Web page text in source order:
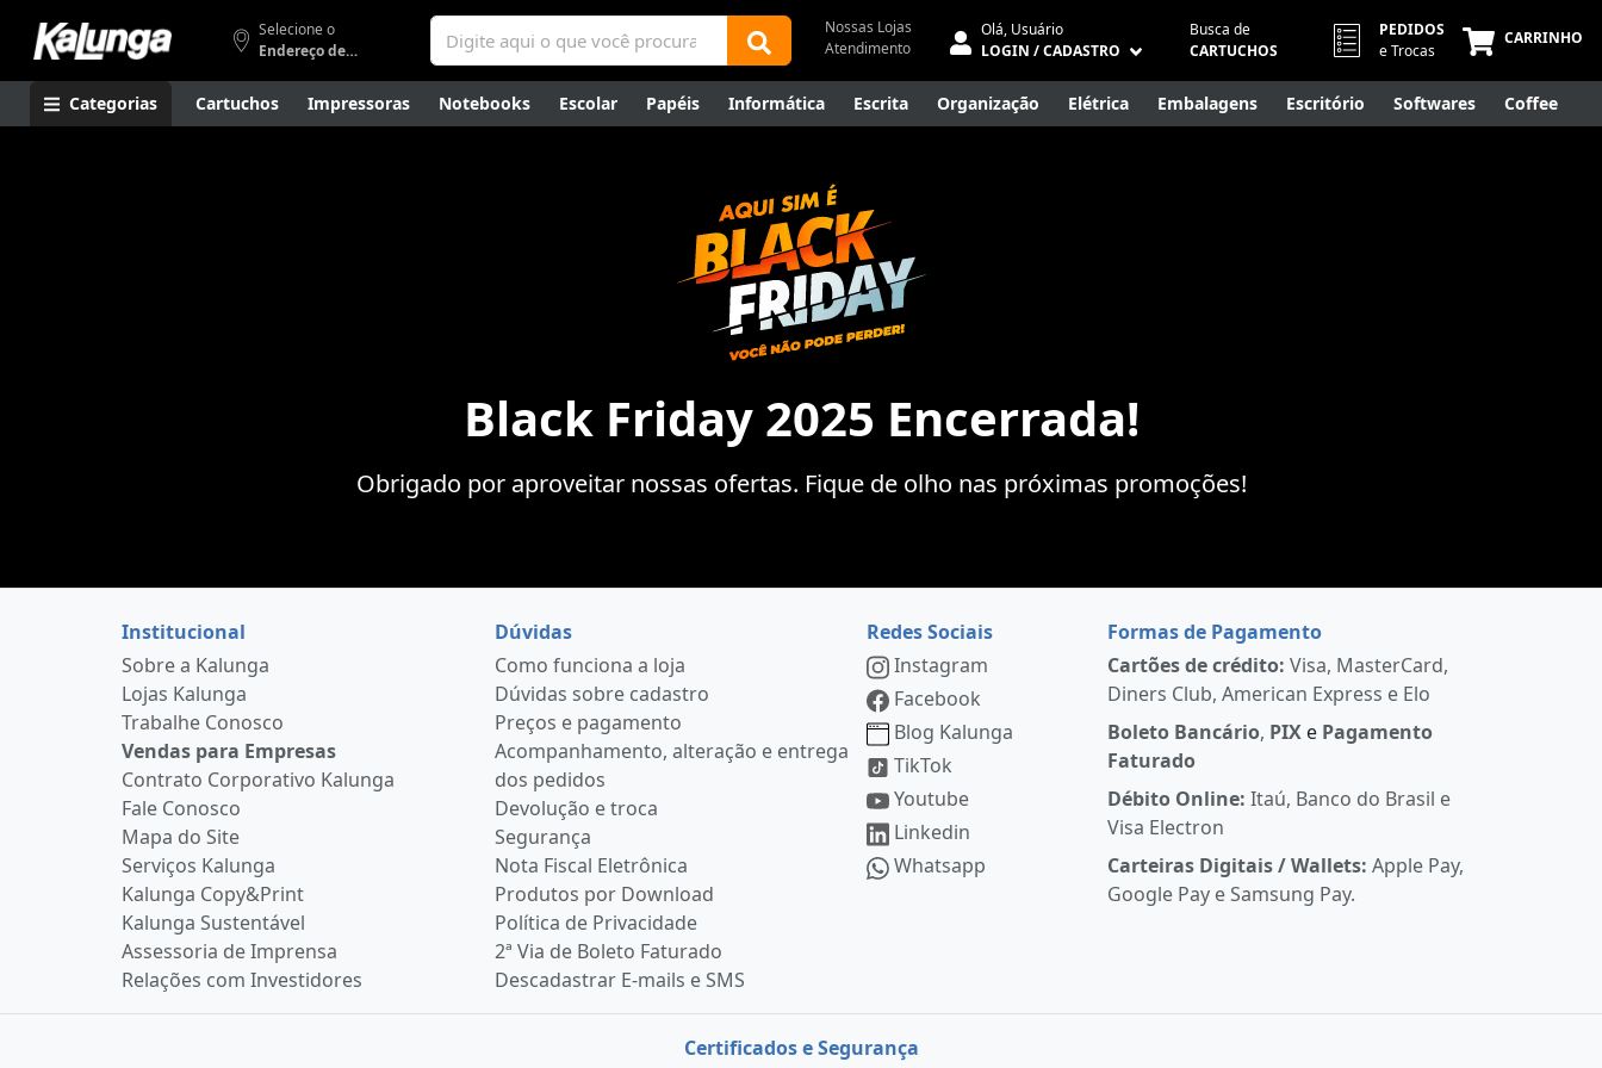
Selecione o
Endereço de entrega
Nossas Lojas
Atendimento
Olá, Usuário
LOGIN / CADASTRO
Busca de
CARTUCHOS
PEDIDOS
e Trocas
CARRINHO
Categorias Cartuchos Impressoras Notebooks Escolar Papéis Informática Escrita Organização Elétrica Embalagens Escritório Softwares Coffee
Canetas Luxo
Black Friday 2025 Encerrada!
Obrigado por aproveitar nossas ofertas. Fique de olho nas próximas promoções!
Institucional
Sobre a Kalunga
Lojas Kalunga
Trabalhe Conosco
Vendas para Empresas
Contrato Corporativo Kalunga
Fale Conosco
Mapa do Site
Serviços Kalunga
Kalunga Copy&Print
Kalunga Sustentável
Assessoria de Imprensa
Relações com Investidores
Dúvidas
Como funciona a loja
Dúvidas sobre cadastro
Preços e pagamento
Acompanhamento, alteração e entrega
dos pedidos
Devolução e troca
Segurança
Nota Fiscal Eletrônica
Produtos por Download
Política de Privacidade
2ª Via de Boleto Faturado
Descadastrar E-mails e SMS
Redes Sociais
Instagram
Facebook
Blog Kalunga
TikTok
Youtube
Linkedin
Whatsapp
Formas de Pagamento
Cartões de crédito: Visa, MasterCard,
Diners Club, American Express e Elo
Boleto Bancário, PIX e Pagamento
Faturado
Débito Online: Itaú, Banco do Brasil e
Visa Electron
Carteiras Digitais / Wallets:Apple Pay,
Google Pay e Samsung Pay.
Certificados e Segurança